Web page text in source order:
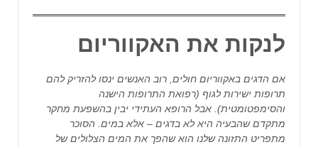
לנקות את האקווריום
אם הדגים באקווריום חולים, רוב האנשים ינסו להזריק להם
תרופות ישירות לגוף (רפואת התרופות הישנה
והסימפטומטית). אבל הרופא העתידי יבין בהשפעת מחקר
מתקדם שהבעיה היא לא בדגים – אלא במים. הסוכר
מתפריט התזונה שלנו הוא שהפך את המים הצלולים של